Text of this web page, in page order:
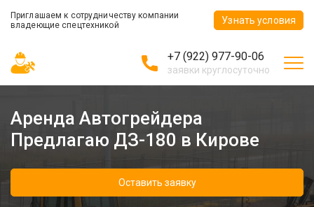
Приглашаем к сотрудничеству компании
владеющие спецтехникой
Узнать условия
+7 (922) 977-90-06
заявки круглосуточно
Аренда Автогрейдера
Предлагаю ДЗ-180 в Кирове
Оставить заявку